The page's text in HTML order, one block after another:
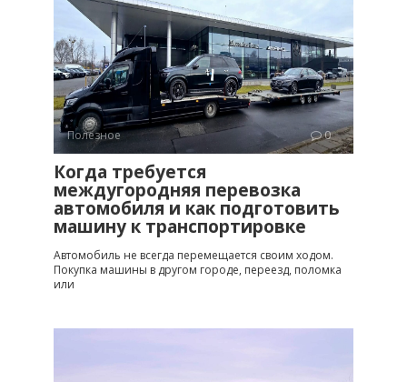
Полезное 0
Когда требуется
междугородняя перевозка
автомобиля и как подготовить
машину к транспортировке
Автомобиль не всегда перемещается своим ходом.
Покупка машины в другом городе, переезд, поломка
или